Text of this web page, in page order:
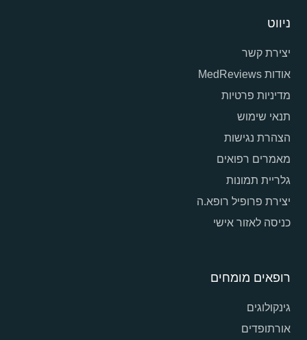
ניווט
יצירת קשר
אודות MedReviews
מדיניות פרטיות
תנאי שימוש
הצהרת נגישות
מאמרים רפואים
גלריית תמונות
יצירת פרופיל רופא.ה
כניסה לאזור אישי
רופאים מומחים
גינקולוגים
אורתופדים